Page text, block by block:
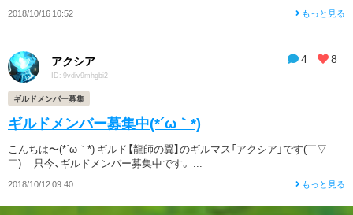
2018/10/16 10:52 もっと見る
4 8
アクシア
ID: 9vdiv9mhgbi2
ギルドメンバー募集
ギルドメンバー募集中(*´ω｀*)
こんちは〜(*´ω｀*) ギルド【龍師の翼】のギルマス「アクシア」です(￣▽
￣)ゞ 只今、ギルドメンバー募集中です。 ...
2018/10/12 09:40 もっと見る